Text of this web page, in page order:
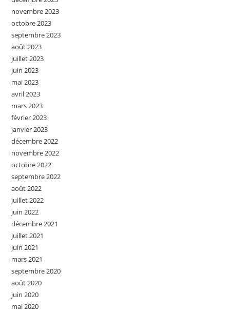
novembre 2023
octobre 2023
septembre 2023
août 2023
juillet 2023
juin 2023
mai 2023
avril 2023
mars 2023
février 2023
janvier 2023
décembre 2022
novembre 2022
octobre 2022
septembre 2022
août 2022
juillet 2022
juin 2022
décembre 2021
juillet 2021
juin 2021
mars 2021
septembre 2020
août 2020
juin 2020
mai 2020